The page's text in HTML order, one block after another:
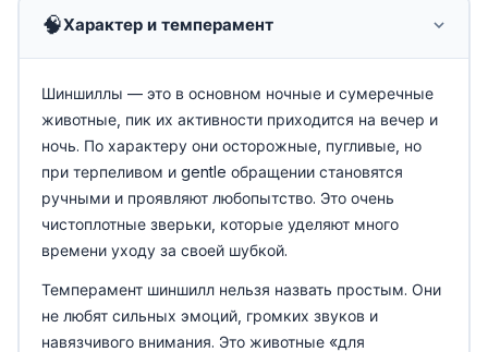
🧠Характер и темперамент
Шиншиллы — это в основном ночные и сумеречные
животные, пик их активности приходится на вечер и
ночь. По характеру они осторожные, пугливые, но
при терпеливом и gentle обращении становятся
ручными и проявляют любопытство. Это очень
чистоплотные зверьки, которые уделяют много
времени уходу за своей шубкой.
Темперамент шиншилл нельзя назвать простым. Они
не любят сильных эмоций, громких звуков и
навязчивого внимания. Это животные «для